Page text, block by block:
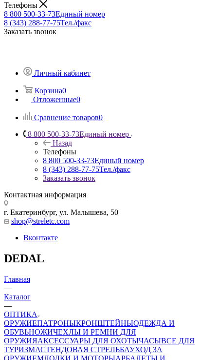
Телефоны
8 800 500-33-73Единый номер
8 (343) 288-77-75Тел./факс
Заказать звонок
Личный кабинет
Корзина0
Отложенные0
Сравнение товаров0
8 800 500-33-73Единый номер
Назад
Телефоны
8 800 500-33-73Единый номер
8 (343) 288-77-75Тел./факс
Заказать звонок
Контактная информация
г. Екатеринбург, ул. Малышева, 50
shop@streletc.com
Вконтакте
DEDAL
Главная
—
Каталог
—
ОПТИКА
ОРУЖИЕПАТРОНЫКРОНШТЕЙНЫОДЕЖДА И
ОБУВЬНОЖИЧЕХЛЫ И РЕМНИ ДЛЯ
ОРУЖИЯАКСЕССУАРЫ ДЛЯ ОХОТЫЧАСЫВСЕ ДЛЯ
ТУРИЗМАСТЕНДОВАЯ СТРЕЛЬБАУХОД ЗА
ОРУЖИЕМЛОДКИ И МОТОРЫАРБАЛЕТЫ И